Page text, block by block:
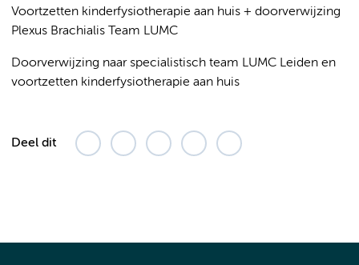
Voortzetten kinderfysiotherapie aan huis + doorverwijzing
Plexus Brachialis Team LUMC
Doorverwijzing naar specialistisch team LUMC Leiden en
voortzetten kinderfysiotherapie aan huis
Deel dit